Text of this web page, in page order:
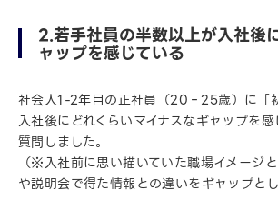
2.若手社員の半数以上が入社後
ャップを感じている
社会人1-2年目の正社員（20‐25歳）に「
入社後にどれくらいマイナスなギャップを
質問しました。
（※入社前に思い描いていた職場イメージ
や説明会で得た情報との違いをギャップとし